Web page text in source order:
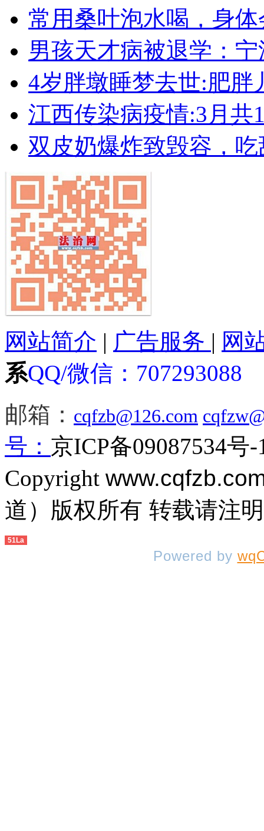
常用桑叶泡水喝，身
男孩天才病被退学：
4岁胖墩睡梦去世:肥胖
江西传染病疫情:3月共
双皮奶爆炸致毁容，
网站简介 | 广告服务 | 网
系QQ/微信： 707293088
邮箱： cqfzb@126.com
号： 京ICP备09087534号-
Copyright
道）版权所有 转载请注
51La
Powered by